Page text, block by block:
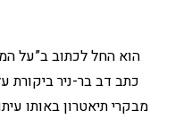
הוא החל לכתוב ב”על
כתב דב בר-ניר ביקורת
מבקרי תיאטרון באותו